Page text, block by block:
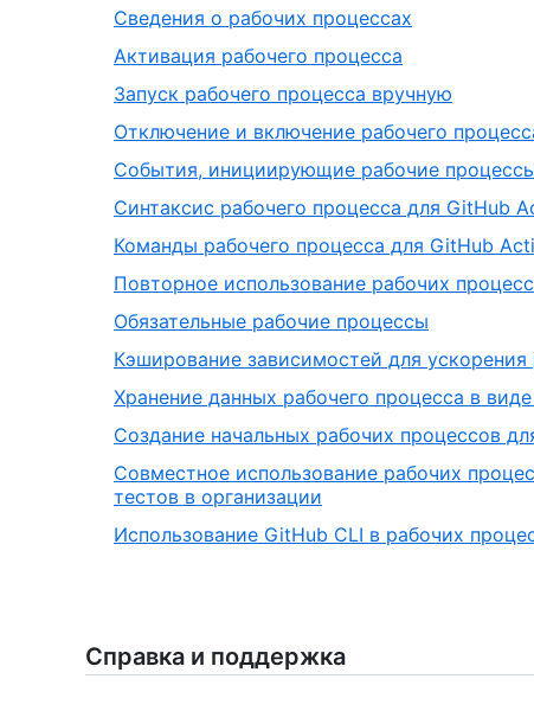
Сведения о рабочих процессах
Активация рабочего процесса
Запуск рабочего процесса вручную
Отключение и включение рабочего
События, инициирующие рабочие
Синтаксис рабочего процесса для GitHub
Команды рабочего процесса для GitHub
Повторное использование рабочих
Обязательные рабочие процессы
Кэширование зависимостей для
Хранение данных рабочего процесса в
Создание начальных рабочих процессов
Совместное использование рабочих
тестов в организации
Использование GitHub CLI в рабочих
Справка и поддержка